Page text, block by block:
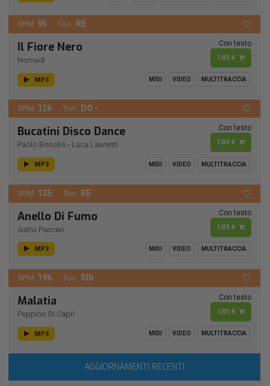
BPM: 95 Ton.: RE
Il Fiore Nero
Nomadi
Con testo
1,89 €
MP3 MIDI VIDEO MULTITRACCIA
BPM: 126 Ton.: DO -
Bucatini Disco Dance
Paolo Bonolis - Luca Laurenti
Con testo
1,89 €
MP3 MIDI VIDEO MULTITRACCIA
BPM: 125 Ton.: RE
Anello Di Fumo
Gatto Panceri
Con testo
1,89 €
MP3 MIDI VIDEO MULTITRACCIA
BPM: 196 Ton.: SIb
Malatia
Peppino Di Capri
Con testo
1,89 €
MP3 MIDI VIDEO MULTITRACCIA
AGGIORNAMENTI RECENTI